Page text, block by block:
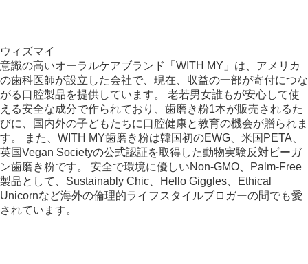
ウィズマイ
意識の高いオーラルケアブランド「WITH MY」は、アメリカ
の歯科医師が設立した会社で、現在、収益の一部が寄付につな
がる口腔製品を提供しています。 老若男女誰もが安心して使
える安全な成分で作られており、歯磨き粉1本が販売されるた
びに、国内外の子どもたちに口腔健康と教育の機会が贈られま
す。 また、WITH MY歯磨き粉は韓国初のEWG、米国PETA、
英国Vegan Societyの公式認証を取得した動物実験反対ビーガ
ン歯磨き粉です。 安全で環境に優しいNon-GMO、Palm-Free
製品として、Sustainably Chic、Hello Giggles、Ethical
Unicornなど海外の倫理的ライフスタイルブロガーの間でも愛
されています。